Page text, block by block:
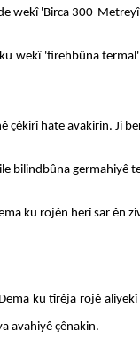
wekî 'Birca 300-
wekî 'firehbûna
çêkirî hate avakirin.
bilindbûna
ku rojên herî sar
ku tîrêja rojê
avahiyê çênakin.